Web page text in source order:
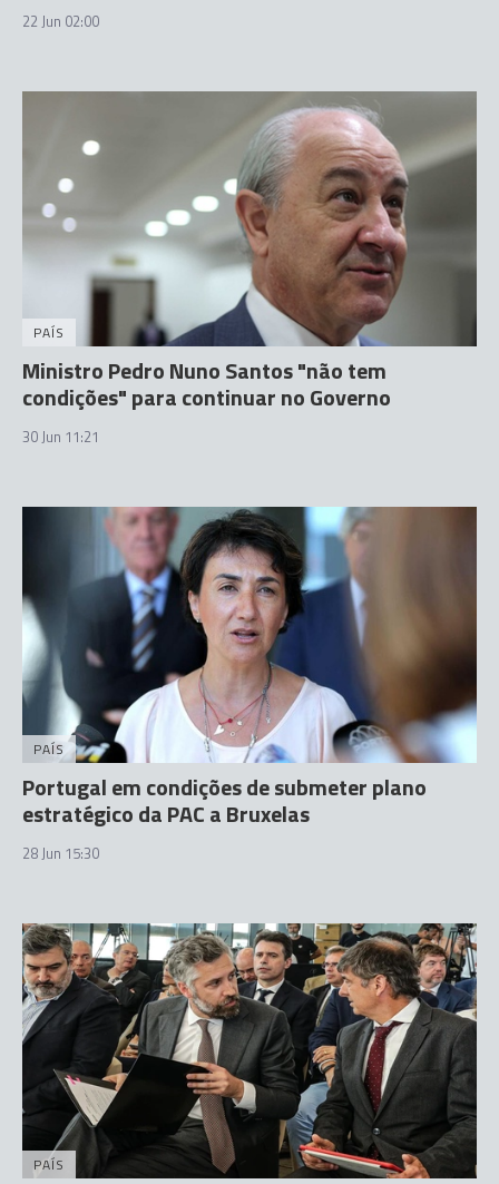
22 Jun 02:00
PAÍS
Ministro Pedro Nuno Santos "não tem
condições" para continuar no Governo
30 Jun 11:21
PAÍS
Portugal em condições de submeter plano
estratégico da PAC a Bruxelas
28 Jun 15:30
PAÍS